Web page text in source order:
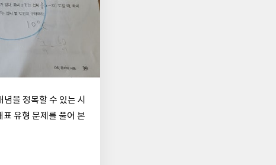
을 정복할 수 있는 시
유형 문제를 풀어 본